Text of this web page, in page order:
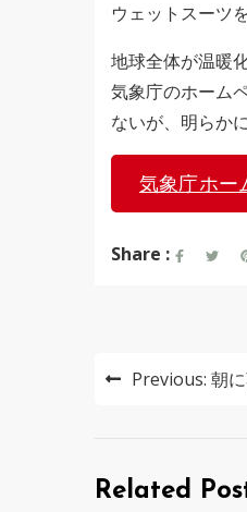
ウェットスーツ
地球全体が温暖
気象庁のホーム
ないが、明らか
気象庁ホー
Share :
投
ビ
Previous: 朝
Related